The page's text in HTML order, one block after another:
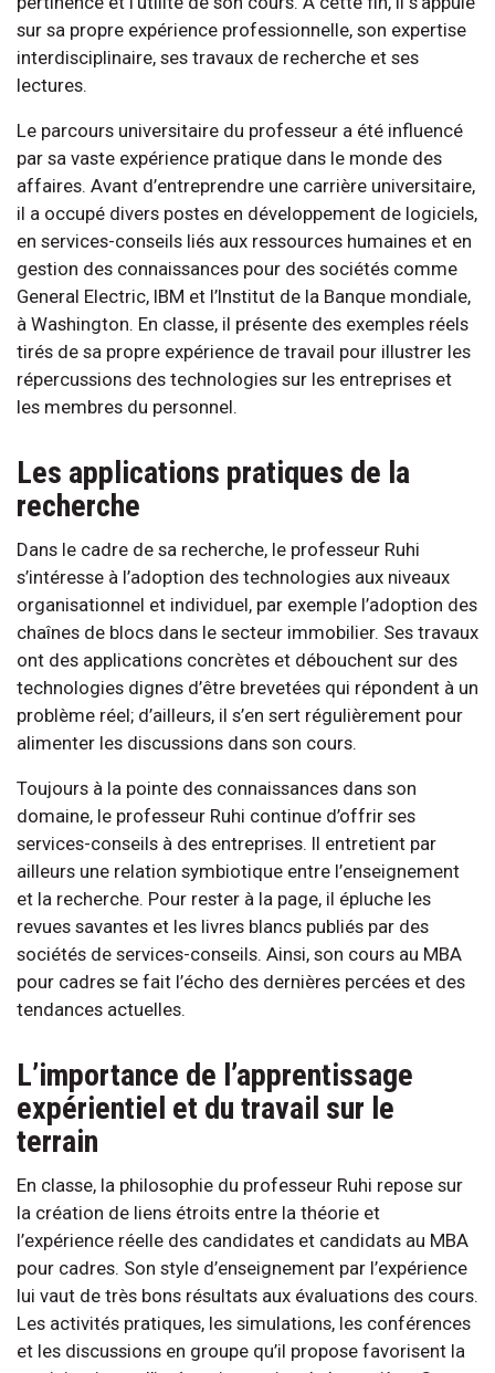
sur sa propre expérience professionnelle, son expertise
interdisciplinaire, ses travaux de recherche et ses
lectures.
Le parcours universitaire du professeur a été influencé
par sa vaste expérience pratique dans le monde des
affaires. Avant d’entreprendre une carrière universitaire,
il a occupé divers postes en développement de logiciels,
en services-conseils liés aux ressources humaines et en
gestion des connaissances pour des sociétés comme
General Electric, IBM et l’Institut de la Banque mondiale,
à Washington. En classe, il présente des exemples réels
tirés de sa propre expérience de travail pour illustrer les
répercussions des technologies sur les entreprises et
les membres du personnel.
Les applications pratiques de la
recherche
Dans le cadre de sa recherche, le professeur Ruhi
s’intéresse à l’adoption des technologies aux niveaux
organisationnel et individuel, par exemple l’adoption des
chaînes de blocs dans le secteur immobilier. Ses travaux
ont des applications concrètes et débouchent sur des
technologies dignes d’être brevetées qui répondent à un
problème réel; d’ailleurs, il s’en sert régulièrement pour
alimenter les discussions dans son cours.
Toujours à la pointe des connaissances dans son
domaine, le professeur Ruhi continue d’offrir ses
services-conseils à des entreprises. Il entretient par
ailleurs une relation symbiotique entre l’enseignement
et la recherche. Pour rester à la page, il épluche les
revues savantes et les livres blancs publiés par des
sociétés de services-conseils. Ainsi, son cours au MBA
pour cadres se fait l’écho des dernières percées et des
tendances actuelles.
L’importance de l’apprentissage
expérientiel et du travail sur le
terrain
En classe, la philosophie du professeur Ruhi repose sur
la création de liens étroits entre la théorie et
l’expérience réelle des candidates et candidats au MBA
pour cadres. Son style d’enseignement par l’expérience
lui vaut de très bons résultats aux évaluations des cours.
Les activités pratiques, les simulations, les conférences
et les discussions en groupe qu’il propose favorisent la